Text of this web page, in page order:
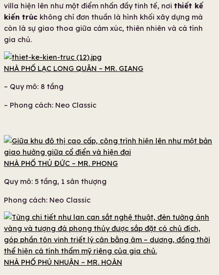
villa hiện lên như một điểm nhấn đầy tinh tế, nơi thiết kế
kiến trúc không chỉ đơn thuần là hình khối xây dựng mà
còn là sự giao thoa giữa cảm xúc, thiên nhiên và cá tính
gia chủ.
NHÀ PHỐ LẠC LONG QUÂN – MR. GIANG
– Quy mô: 8 tầng
– Phong cách: Neo Classic
NHÀ PHỐ THỦ ĐỨC – MR. PHONG
Quy mô: 5 tầng, 1 sân thượng
Phong cách: Neo Classic
NHÀ PHỐ PHÚ NHUẬN – MR. HOÀN